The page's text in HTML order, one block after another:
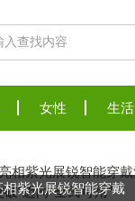
女性 生活